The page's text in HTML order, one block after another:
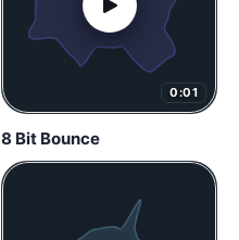
0:01
8 Bit Bounce